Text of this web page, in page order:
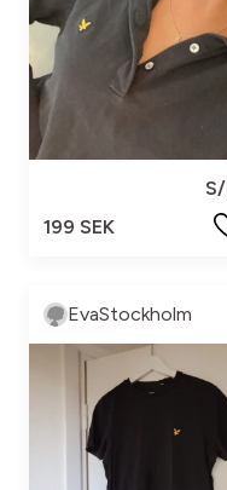
199 SEK
EvaStockholm